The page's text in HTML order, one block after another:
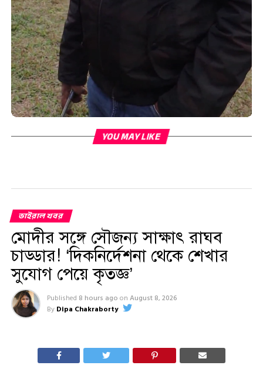
YOU MAY LIKE
ভাইরাল খবর
মোদীর সঙ্গে সৌজন্য সাক্ষাৎ রাঘব
চাড্ডার! ‘দিকনির্দেশনা থেকে শেখার
সুযোগ পেয়ে কৃতজ্ঞ’
Published 8 hours ago on August 8, 2026
By Dipa Chakraborty